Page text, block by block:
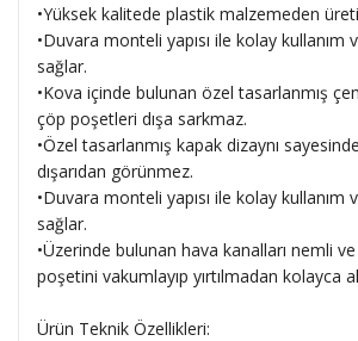
•Yüksek kalitede plastik malzemeden
•Duvara monteli yapısı ile kolay kullanım
sağlar.
•Kova içinde bulunan özel tasarlanmış
çöp poşetleri dışa sarkmaz.
•Özel tasarlanmış kapak dizaynı
dışarıdan görünmez.
•Duvara monteli yapısı ile kolay kullanım
sağlar.
•Üzerinde bulunan hava kanalları nemli ve
poşetini vakumlayıp yırtılmadan kolayca
Ürün Teknik Özellikleri: